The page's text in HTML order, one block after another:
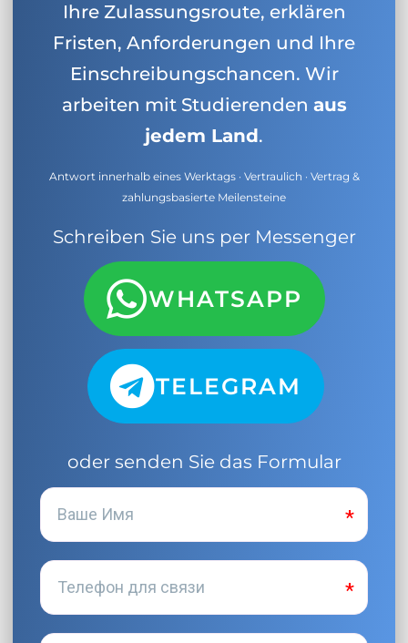
Ihre Zulassungsroute, erklären
Fristen, Anforderungen und Ihre
Einschreibungschancen. Wir
arbeiten mit Studierenden aus
jedem Land.
Antwort innerhalb eines Werktags · Vertraulich · Vertrag &
zahlungsbasierte Meilensteine
Schreiben Sie uns per Messenger
WHATSAPP
TELEGRAM
oder senden Sie das Formular